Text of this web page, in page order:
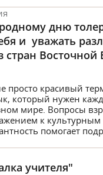
дню
и уважать
стран
просто красивый
который нужен
мире. Вопросы
к
помогает
учителя"